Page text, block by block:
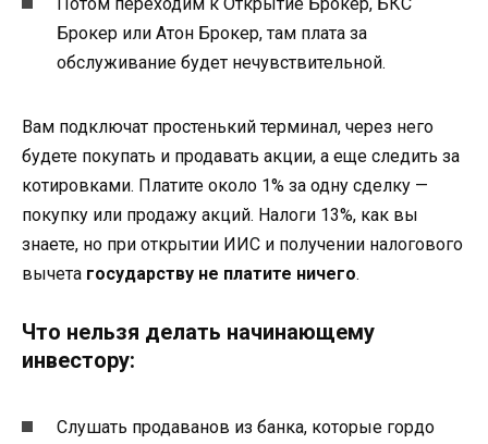
Брокер или Атон Брокер, там плата за
обслуживание будет нечувствительной.
Вам подключат простенький терминал, через него
будете покупать и продавать акции, а еще следить за
котировками. Платите около 1% за одну сделку —
покупку или продажу акций. Налоги 13%, как вы
знаете, но при открытии ИИС и получении налогового
вычета государству не платите ничего.
Что нельзя делать начинающему
инвестору:
Слушать продаванов из банка, которые гордо